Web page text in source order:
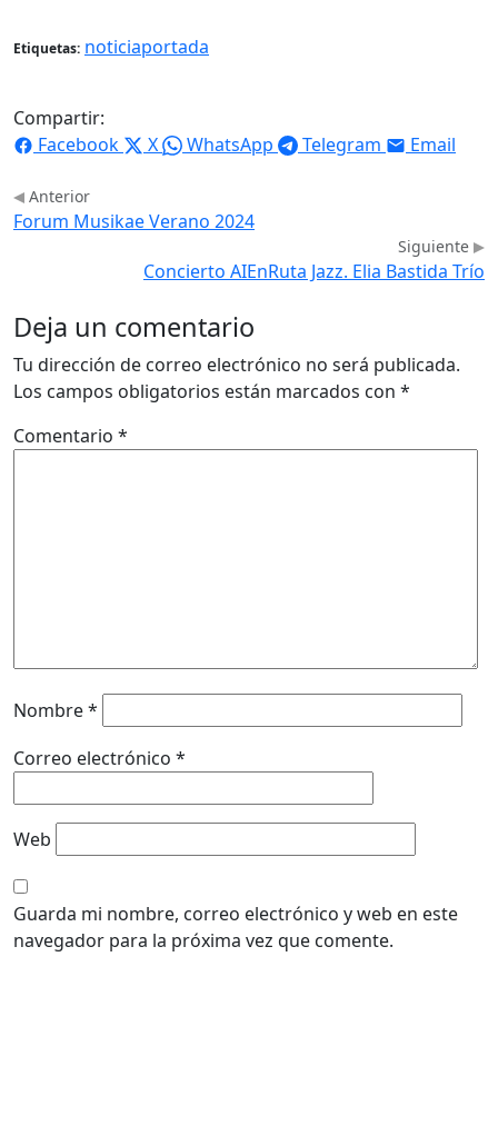
Etiquetas: noticiaportada
Compartir:
Facebook
X WhatsApp Telegram Email
Anterior
Forum Musikae Verano 2024
Siguiente
Concierto AIEnRuta Jazz. Elia Bastida Trío
Deja un comentario
Tu dirección de correo electrónico no será publicada.
Los campos obligatorios están marcados con *
Comentario *
Nombre*
Correo electrónico *
Web
Guarda mi nombre, correo electrónico y web en este
navegador para la próxima vez que comente.